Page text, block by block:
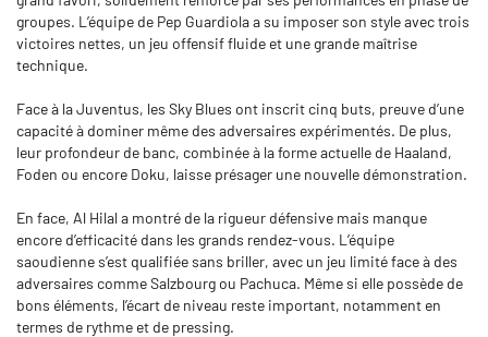
groupes. L’équipe de Pep Guardiola a su imposer son style avec trois
victoires nettes, un jeu offensif fluide et une grande maîtrise
technique.
Face à la Juventus, les Sky Blues ont inscrit cinq buts, preuve d’une
capacité à dominer même des adversaires expérimentés. De plus,
leur profondeur de banc, combinée à la forme actuelle de Haaland,
Foden ou encore Doku, laisse présager une nouvelle démonstration.
En face, Al Hilal a montré de la rigueur défensive mais manque
encore d’efficacité dans les grands rendez-vous. L’équipe
saoudienne s’est qualifiée sans briller, avec un jeu limité face à des
adversaires comme Salzbourg ou Pachuca. Même si elle possède de
bons éléments, l’écart de niveau reste important, notamment en
termes de rythme et de pressing.